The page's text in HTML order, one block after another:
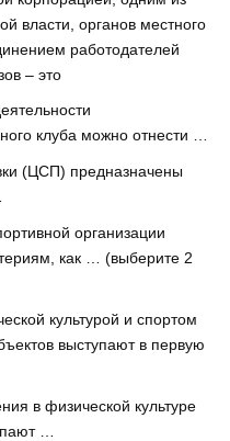
власти, органов местного
работодателей
– это
клуба можно отнести …
(ЦСП) предназначены
организации
как … (выберите 2
культурой и спортом
выступают в первую
в физической культуре
…